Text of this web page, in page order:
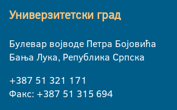
Универзитетски град
Булевар војводе Петра Бојовића
Бања Лука, Република Српска
+387 51 321 171
Факс: +387 51 315 694